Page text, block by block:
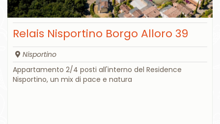
Relais Nisportino Borgo Alloro 39
Nisportino
Appartamento 2/4 posti all'interno del Residence
Nisportino, un mix di pace e natura